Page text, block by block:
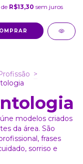
R$13,30 sem juros
>
modelos criados
da área. São
frases
sorriso e